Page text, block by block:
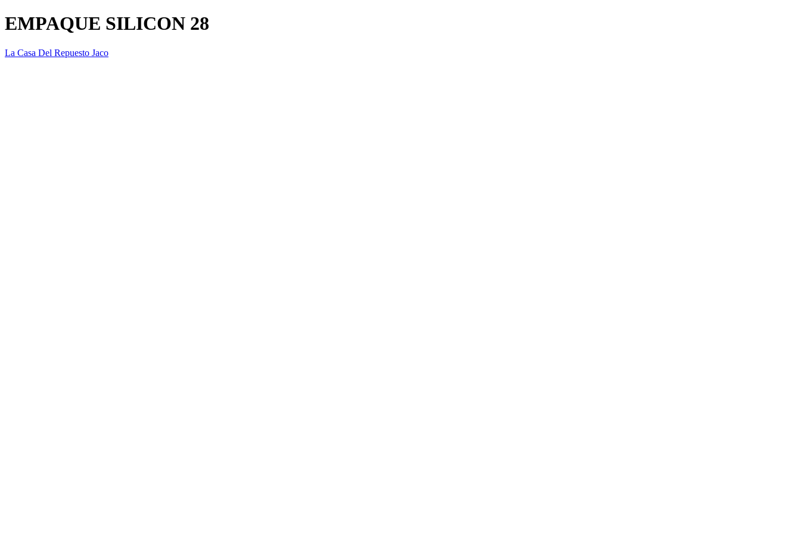
EMPAQUE SILICON 28
La Casa Del Repuesto Jaco